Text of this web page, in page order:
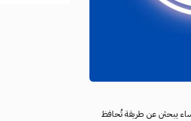
يبحثن عن طريقة تُحافظ